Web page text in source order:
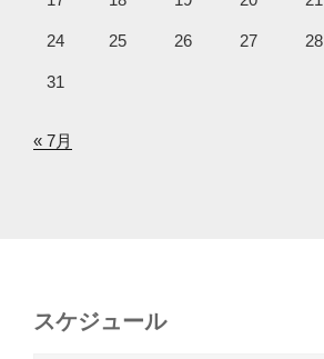
24 25 26 27 28
31
« 7月
スケジュール